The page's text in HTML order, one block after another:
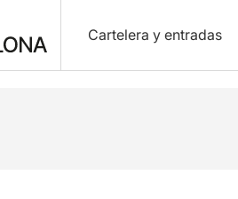
Cartelera y entradas